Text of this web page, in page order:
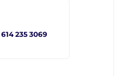
614 235 3069